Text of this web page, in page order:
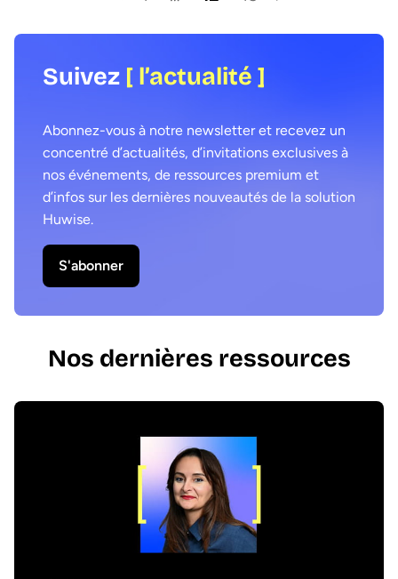
Suivez [ l’actualité ]
Abonnez-vous à notre newsletter et recevez un
concentré d’actualités, d’invitations exclusives à
nos événements, de ressources premium et
d’infos sur les dernières nouveautés de la solution
Huwise.
S'abonner
Nos dernières ressources